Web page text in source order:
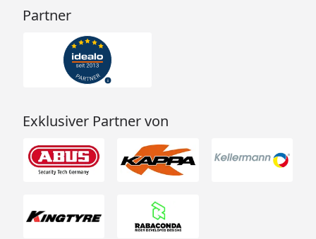
Partner
Exklusiver Partner von